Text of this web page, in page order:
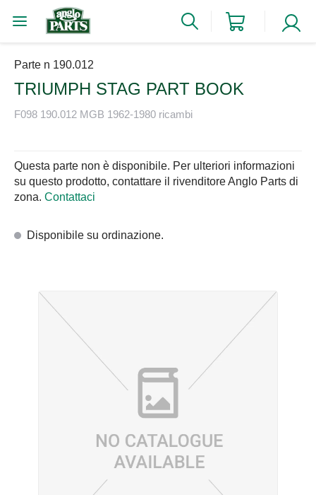
Parte n 190.012
TRIUMPH STAG PART BOOK
F098 190.012 MGB 1962-1980 ricambi
Questa parte non è disponibile. Per ulteriori informazioni
su questo prodotto, contattare il rivenditore Anglo Parts di
zona. Contattaci
Disponibile su ordinazione.